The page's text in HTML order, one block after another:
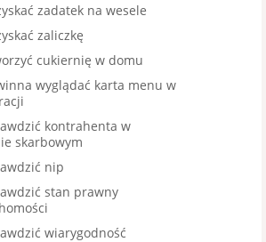
zadatek na wesele
zaliczkę
cukiernię w domu
wyglądać karta menu w
kontrahenta w
skarbowym
nip
stan prawny
wiarygodność